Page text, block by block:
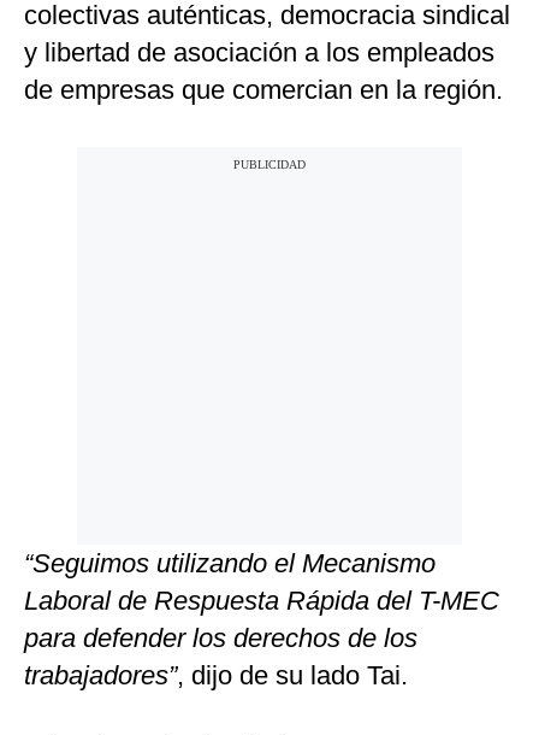
colectivas auténticas, democracia sindical
y libertad de asociación a los empleados
de empresas que comercian en la región.
“Seguimos utilizando el Mecanismo
Laboral de Respuesta Rápida del T-MEC
para defender los derechos de los
trabajadores”, dijo de su lado Tai.